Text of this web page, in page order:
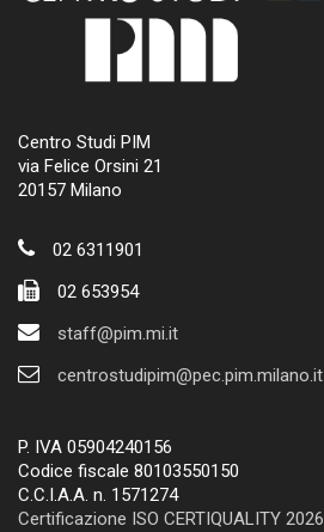
Centro Studi PIM
via Felice Orsini 21
20157 Milano
02 6311901
02 653954
staff@pim.mi.it
centrostudipim@pec.pim.milano.it
P. IVA 05904240156
Codice fiscale 80103550150
C.C.I.A.A. n. 1571274
Certificazione ISO CERTIQUALITY 2026